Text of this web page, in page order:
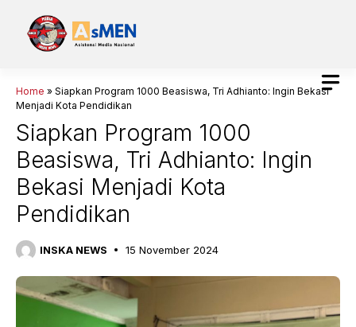
Home » Siapkan Program 1000 Beasiswa, Tri Adhianto: Ingin Bekasi
Menjadi Kota Pendidikan
Siapkan Program 1000
Beasiswa, Tri Adhianto: Ingin
Bekasi Menjadi Kota
Pendidikan
INSKA NEWS 15 November 2024